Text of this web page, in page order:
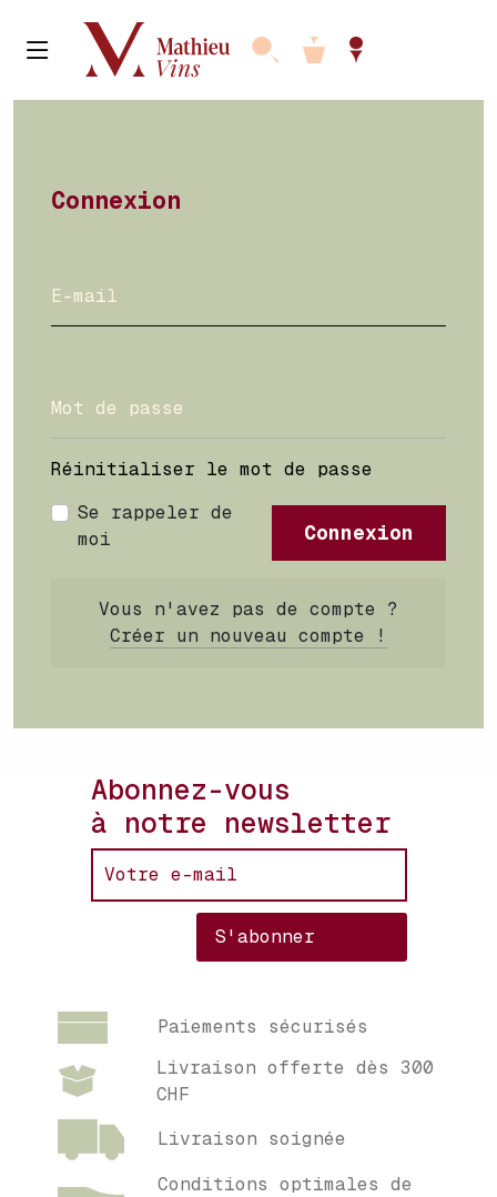
Connexion
Réinitialiser le mot de passe
Se rappeler de
moi
Connexion
Vous n'avez pas de compte ?
Créer un nouveau compte !
Abonnez-vous
à notre newsletter
Paiements sécurisés
Livraison offerte dès 300
CHF
Livraison soignée
Conditions optimales de